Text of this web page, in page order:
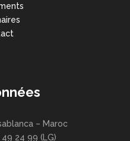
– Maroc
49 24 99 (LG)